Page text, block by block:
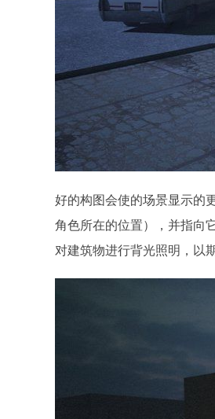
好的构图会使的场景显示的
角色所在的位置），并指向
对建筑物进行背光照明，以